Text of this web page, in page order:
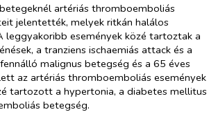
artériás thromboemboliás
jelentették, melyek ritkán halálos
leggyakoribb események közé tartoztak a
a tranziens ischaemiás attack és a
malignus betegség és a 65 éves
az artériás thromboemboliás események
tartozott a hypertonia, a diabetes mellitus
betegség.